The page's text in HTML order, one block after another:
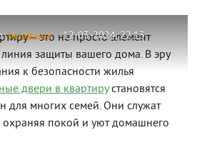
belokurov
12-03-2024, 22:13
– это не просто элемент
защиты вашего дома. В эру
к безопасности жилья
двери в квартирустановятся
многих семей. Они служат
охраняя покой и уют домашнего